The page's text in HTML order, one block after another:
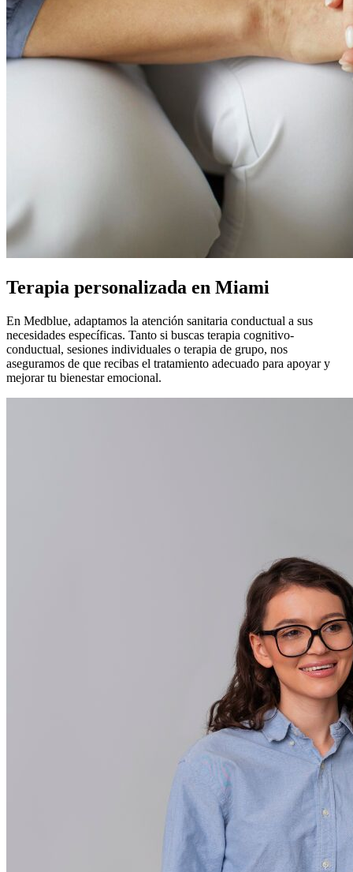
Terapia personalizada en Miami
En Medblue, adaptamos la atención sanitaria conductual a sus
necesidades específicas. Tanto si buscas terapia cognitivo-
conductual, sesiones individuales o terapia de grupo, nos
aseguramos de que recibas el tratamiento adecuado para apoyar y
mejorar tu bienestar emocional.